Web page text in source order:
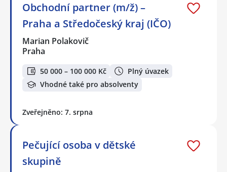
Obchodní partner (m/ž) –
Praha a Středočeský kraj (IČO)
Marian Polakovič
Praha
50 000 – 100 000 Kč
Plný úvazek
Vhodné také pro absolventy
Zveřejněno: 7. srpna
Pečující osoba v dětské
skupině